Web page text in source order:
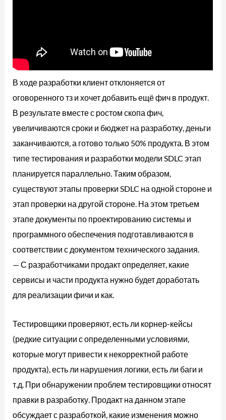
В ходе разработки клиент отклоняется от
оговоренного тз и хочет добавить ещё фич в продукт.
В результате вместе с ростом скопа фич,
увеличиваются сроки и бюджет на разработку, деньги
заканчиваются, а готово только 50% продукта. В этом
типе тестирования и разработки модели SDLC этап
планируется параллельно. Таким образом,
существуют этапы проверки SDLC на одной стороне и
этап проверки на другой стороне. На этом третьем
этапе документы по проектированию системы и
программного обеспечения подготавливаются в
соответствии с документом технического задания.
— С разработчиками продакт определяет, какие
сервисы и части продукта нужно будет доработать
для реализации фичи и как.
Тестировщики проверяют, есть ли корнер-кейсы
(редкие ситуации с определенными условиями,
которые могут привести к некорректной работе
продукта), есть ли нарушения логики, есть ли баги и
т.д. При обнаружении проблем тестировщики относят
правки в разработку. Продакт на данном этапе
обсуждает с разработкой, какие изменения можно